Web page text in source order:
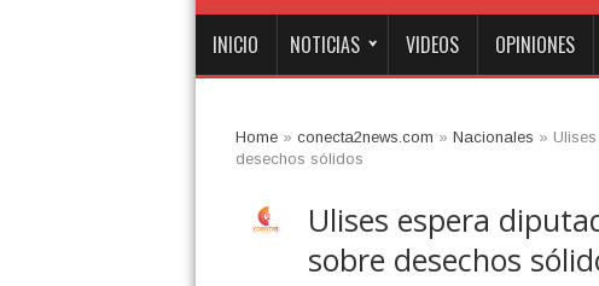
INICIO NOTICIAS VIDEOS OPINIONES
Home» conecta2news.com » Nacionales »
desechos sólidos
Ulises espera
sobre desechos